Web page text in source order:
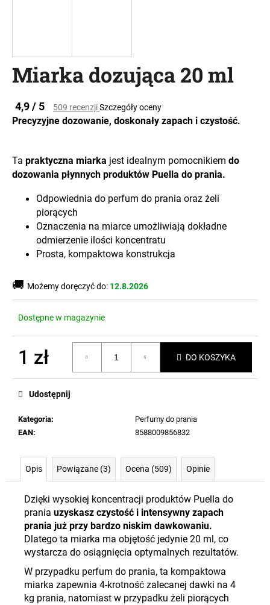
Miarka dozująca 20 ml
Średnia
ocena
produktu
na
5
4,9 / 5 509 recenzjiSzczegóły oceny
Precyzyjne dozowanie, doskonały zapach i czystość.
Ta praktyczna miarka jest idealnym pomocnikiem do
dozowania płynnych produktów Puella do prania.
Odpowiednia do perfum do prania oraz żeli
piorących
Oznaczenia na miarce umożliwiają dokładne
odmierzenie ilości koncentratu
Prosta, kompaktowa konstrukcja
🚚 Możemy doręczyć do: 12.8.2026
Dostępne w magazynie
1 zł DO KOSZYKA
Kategoria:
Perfumy do prania
EAN: 8588009856832
Udostępnij
Opis Powiązane (3) Ocena (509) Opinie
Dzięki wysokiej koncentracji produktów Puella do
prania uzyskasz czystość i intensywny zapach
prania już przy bardzo niskim dawkowaniu.
Dlatego ta miarka ma objętość jedynie 20 ml, co
wystarcza do osiągnięcia optymalnych rezultatów.
W przypadku perfum do prania, ta kompaktowa
miarka zapewnia 4-krotność zalecanej dawki na 4
kg prania, natomiast w przypadku żeli piorących
P
o
l
a
m